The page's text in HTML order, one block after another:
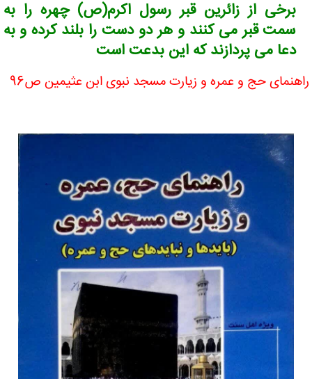
برخی از زائرین قبر رسول اکرم(ص) چهره را به
سمت قبر می کنند و هر دو دست را بلند کرده و به
دعا می پردازند که این بدعت است
راهنمای حج و عمره و زیارت مسجد نبوی ابن عثیمین ص96